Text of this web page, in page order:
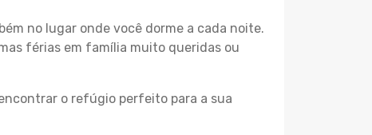
no lugar onde você dorme a cada noite.
férias em família muito queridas ou
o refúgio perfeito para a sua